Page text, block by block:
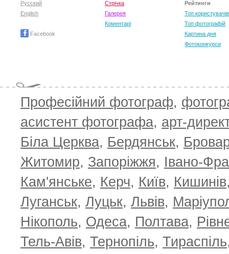
TOP 100 for May 2026 0 +6.59 ТОП 100
+4.30
Русский
English
Facebook
Стрічка
Галерея
Коментарі
Рейтинги
Топ користувачів
Топ фотографій
Картина дня
Фотоконкурси
Професійний фотограф,
асистент фотографа, арт-
Біла Церква, Бердянськ,
Житомир, Запоріжжя, Івано-
Кам'янське, Керч, Київ, Кишинів
Луганськ, Луцьк, Львів,
Нікополь, Одеса, Полтава,
Тель-Авів, Тернопіль, Тираспіль